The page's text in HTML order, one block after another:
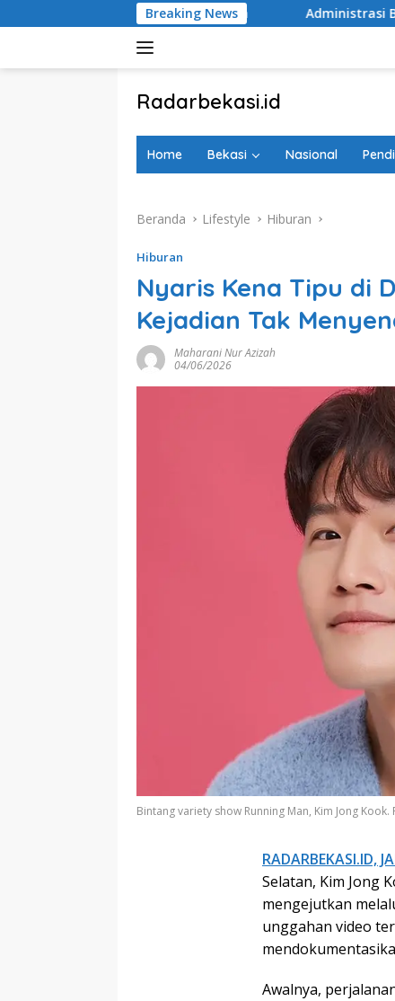
ke
Breaking News
Administrasi Beres, PSU Sentul City
Radarbekasi.id
Bekasi
Home Bekasi Nasional
Beranda Lifestyle Hiburan
Hiburan
Nyaris Kena Tipu di
Kejadian Tak
Maharani Nur Azizah
04/06/2026
Bintang variety show Running Man, Kim Jong Kook.
RADARBEKASI.ID,
Selatan, Kim Jong
mengejutkan
unggahan video
Awalnya,